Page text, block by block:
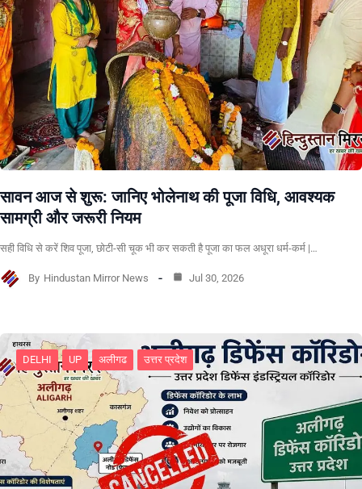
सावन आज से शुरू: जानिए भोलेनाथ की पूजा विधि, आवश्यक
सामग्री और जरूरी नियम
सही विधि से करें शिव पूजा, छोटी-सी चूक भी कर सकती है पूजा का फल अधूरा धर्म-कर्म |…
By Hindustan Mirror News Jul 30, 2026
DELHI UP अलीगढ उत्तर प्रदेश